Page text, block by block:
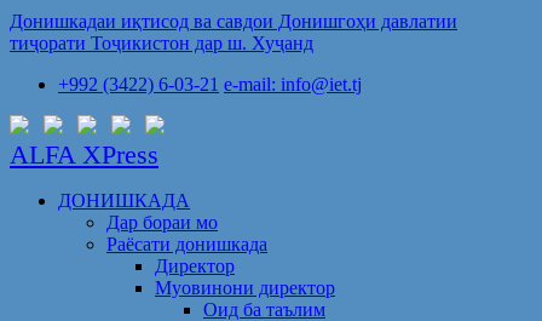
Донишкадаи иқтисод ва савдои Донишгоҳи давлатии
тиҷорати Тоҷикистон дар ш. Хуҷанд
+992 (3422) 6-03-21 e-mail: info@iet.tj
ALFA XPress
ДОНИШКАДА
Дар бораи мо
Раёсати донишкада
Директор
Муовинони директор
Оид ба таълим